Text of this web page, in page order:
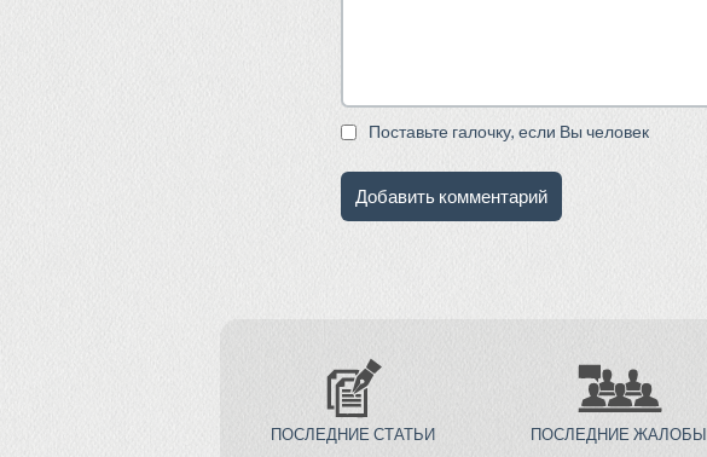
Поставьте галочку, если Вы человек
ПОСЛЕДНИЕ СТАТЬИ ПОСЛЕДНИЕ ЖАЛОБЫ